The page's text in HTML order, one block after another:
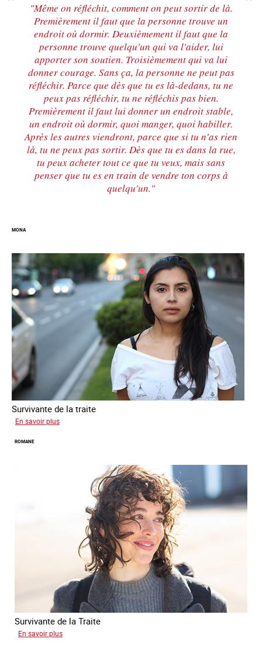
"Même on réfléchit, comment on peut sortir de là.
Premièrement il faut que la personne trouve un
endroit où dormir. Deuxièmement il faut que la
personne trouve quelqu'un qui va l'aider, lui
apporter son soutien. Troisièmement qui va lui
donner courage. Sans ça, la personne ne peut pas
réfléchir. Parce que dès que tu es là-dedans, tu ne
peux pas réfléchir, tu ne réfléchis pas bien.
Premièrement il faut lui donner un endroit stable,
un endroit où dormir, quoi manger, quoi habiller.
Après les autres viendront, parce que si tu n'as rien
là, tu ne peux pas sortir. Dès que tu es dans la rue,
tu peux acheter tout ce que tu veux, mais sans
penser que tu es en train de vendre ton corps à
quelqu'un."
MONA
Survivante de la traite
En savoir plus
ROMANE
Survivante de la Traite
En savoir plus